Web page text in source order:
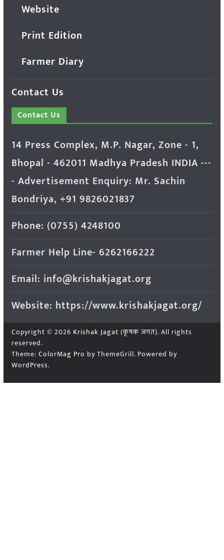
Website
Print Edition
Farmer Diary
Contact Us
Contact Us
14 Press Complex, M.P. Nagar, Zone - 1,
Bhopal - 462011 Madhya Pradesh INDIA ---
- Advertisement Enquiry: Mr. Sachin
Bondriya, +91 9826021837
Phone: (0755) 4248100
Farmer Help Line- 6262166222
Email: info@krishakjagat.org
Website: https://www.krishakjagat.org/
Copyright © 2026 Krishak Jagat (कृषक जगत). All rights
reserved.
Theme: ColorMag Pro by ThemeGrill. Powered by
WordPress.